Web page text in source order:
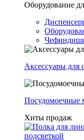
Оборудование
Аксессуары для
Хиты продаж